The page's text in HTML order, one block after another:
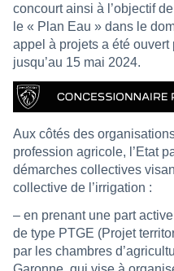
concourt ainsi à l’objectif
le « Plan Eau » dans le
appel à projets a été ouvert
jusqu’au 15 mai 2024.
Aux côtés des
profession agricole, l’Etat
démarches collectives
collective de l’irrigation :
– en prenant une part
de type PTGE (Projet
par les chambres